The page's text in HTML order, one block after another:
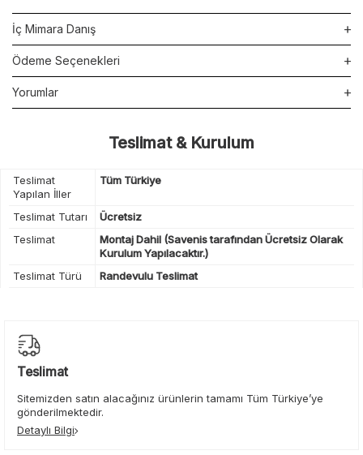
İç Mimara Danış
Ödeme Seçenekleri
Yorumlar
Teslimat & Kurulum
Teslimat
Yapılan İller
Tüm Türkiye
Teslimat Tutarı
Ücretsiz
Teslimat
Montaj Dahil (Savenis tarafından Ücretsiz Olarak
Kurulum Yapılacaktır.)
Teslimat Türü
Randevulu Teslimat
Teslimat
Sitemizden satın alacağınız ürünlerin tamamı Tüm Türkiye’ye
gönderilmektedir.
Detaylı Bilgi